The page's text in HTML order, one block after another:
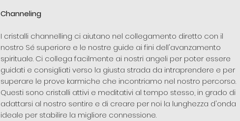
Channeling
I cristalli channelling ci aiutano nel collegamento diretto con il
nostro Sé superiore e le nostre guide ai fini dell'avanzamento
spirituale. Ci collega facilmente ai nostri angeli per poter essere
guidati e consigliati verso la giusta strada da intraprendere e per
superare le prove karmiche che incontriamo nel nostro percorso.
Questi sono cristalli attivi e meditativi al tempo stesso, in grado di
adattarsi al nostro sentire e di creare per noi la lunghezza d'onda
ideale per stabilire la migliore connessione.